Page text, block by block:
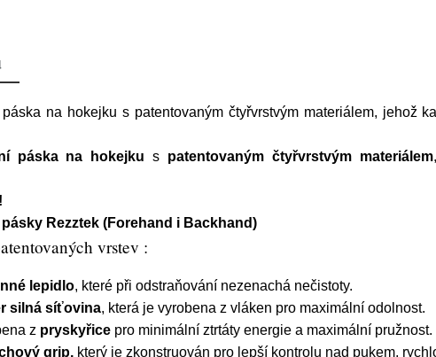
na hokejku s patentovaným čtyřvrstvým materiálem, jehož
páska na hokejku s patentovaným čtyřvrstvým materiálem
Rezztek (Forehand i Backhand)
vrstev :
lepidlo, které při odstraňování nezenachá nečistoty.
silná síťovina, která je vyrobena z vláken pro maximální odolnost.
z pryskyřice pro minimální ztrtáty energie a maximální pružnost.
grip, který je zkonstruován pro lepší kontrolu nad pukem,